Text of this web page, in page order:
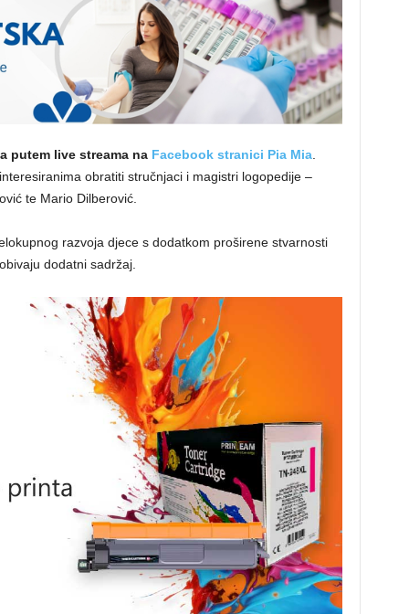
putem live streama na Facebook stranici Pia Mia.
obratiti stručnjaci i magistri logopedije –
te Mario Dilberović.
razvoja djece s dodatkom proširene stvarnosti
dodatni sadržaj.